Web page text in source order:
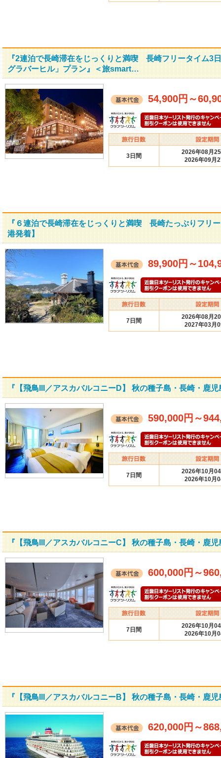
『2連泊で長崎滞在をじっくりと満喫 長崎フリータイム3
グラバーヒル」プラン』＜旅smart…
54,900円 ～
3日間
2026年08月
2026年09月
『６連泊で長崎滞在をじっくりと満喫 長崎たっぷりフリ
港発着】
89,900円 ～
7日間
2026年08月
2027年03月
『【飛鳥III／アスカバルコニーD】 秋の種子島・長崎・鹿
590,000円 ～
7日間
2026年10月
2026年10月
『【飛鳥III／アスカバルコニーC】 秋の種子島・長崎・鹿
600,000円 ～
7日間
2026年10月
2026年10月
『【飛鳥III／アスカバルコニーB】 秋の種子島・長崎・鹿
620,000円 ～